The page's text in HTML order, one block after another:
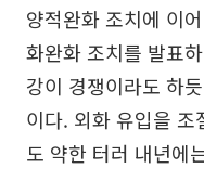
양적완화 조치에 이
화완화 조치를 발표
강이 경쟁이라도 하
이다. 외화 유입을 조
도 약한 터러 내년에